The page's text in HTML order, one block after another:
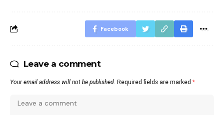
Facebook
Leave a comment
Your email address will not be published. Required fields are marked *